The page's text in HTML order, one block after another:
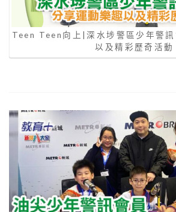
Teen Teen向上|深水埗警區少年警
以及精彩歷奇活動